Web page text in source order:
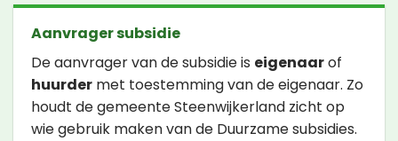
Aanvrager subsidie
De aanvrager van de subsidie is eigenaarof
huurder met toestemming van de eigenaar. Zo
houdt de gemeente Steenwijkerland zicht op
wie gebruik maken van de Duurzame subsidies.